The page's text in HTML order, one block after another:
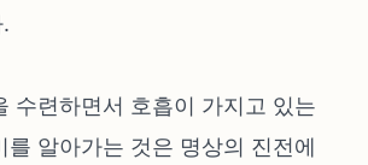
수련하면서 호흡이 가지고 있는
를 알아가는 것은 명상의 진전에